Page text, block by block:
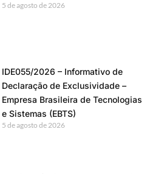
5 de agosto de 2026
IDE055/2026 – Informativo de
Declaração de Exclusividade –
Empresa Brasileira de Tecnologias
e Sistemas (EBTS)
5 de agosto de 2026